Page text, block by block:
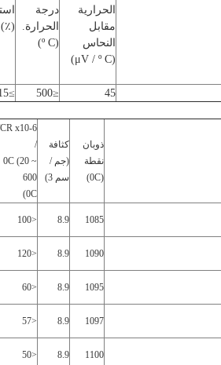
الحرارية
مقابل
النحاس
(μV / º C)
درجة
الحرارة.
(º C)
(٪)
45
≤500
≥15
ذوبان
نقطة
(0C)
كثافة
(جم /
سم 3)
x10-6
/
0C (20 ~
600
0C)
1085
8.9
<100
1090
8.9
<120
1095
8.9
<60
1097
8.9
<57
1100
8.9
<50